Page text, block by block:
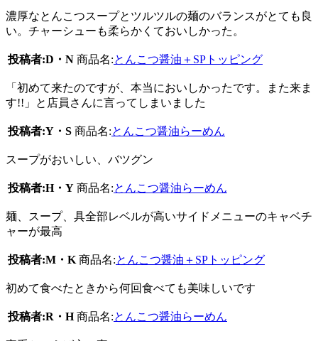
濃厚なとんこつスープとツルツルの麺のバランスがとても良
い。チャーシューも柔らかくておいしかった。
投稿者:D・N 商品名:とんこつ醤油＋SPトッピング
「初めて来たのですが、本当においしかったです。また来ま
す!!」と店員さんに言ってしまいました
投稿者:Y・S 商品名:とんこつ醤油らーめん
スープがおいしい、バツグン
投稿者:H・Y 商品名:とんこつ醤油らーめん
麺、スープ、具全部レベルが高いサイドメニューのキャベチ
ャーが最高
投稿者:M・K 商品名:とんこつ醤油＋SPトッピング
初めて食べたときから何回食べても美味しいです
投稿者:R・H 商品名:とんこつ醤油らーめん